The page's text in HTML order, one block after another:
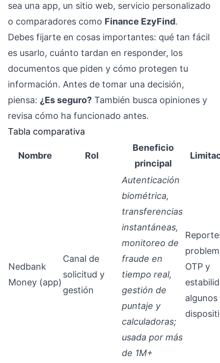
sea una app, un sitio web, servicio personalizado
o comparadores como Finance EzyFind.
Debes fijarte en cosas importantes: qué tan fácil
es usarlo, cuánto tardan en responder, los
documentos que piden y cómo protegen tu
información. Antes de tomar una decisión,
piensa: ¿Es seguro? También busca opiniones y
revisa cómo ha funcionado antes.
Tabla comparativa
Nombre Rol
Beneficio
principal
Nedbank
Money (app)
Canal de
solicitud y
gestión
Autenticación
biométrica,
transferencias
instantáneas,
monitoreo de
fraude en
tiempo real,
gestión de
puntaje y
calculadoras;
usada por más
de 1M+
OTP y
algunos